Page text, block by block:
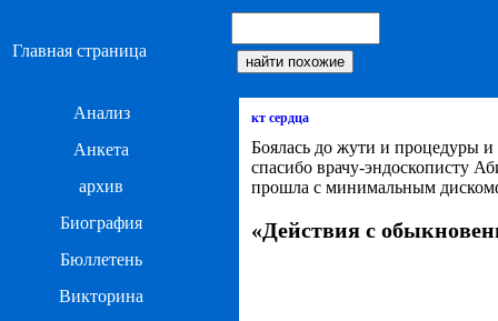
Главная страница
Анализ
Анкета
архив
Биография
Бюллетень
Викторина
кт сердца
Боялась до жути и процедуры
спасибо врачу-эндоскописту
прошла с минимальным
«Действия с